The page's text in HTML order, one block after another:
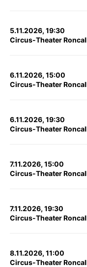
5.11.2026, 19:30
Circus-Theater
6.11.2026, 15:00
Circus-Theater
6.11.2026, 19:30
Circus-Theater
7.11.2026, 15:00
Circus-Theater
7.11.2026, 19:30
Circus-Theater
8.11.2026, 11:00
Circus-Theater